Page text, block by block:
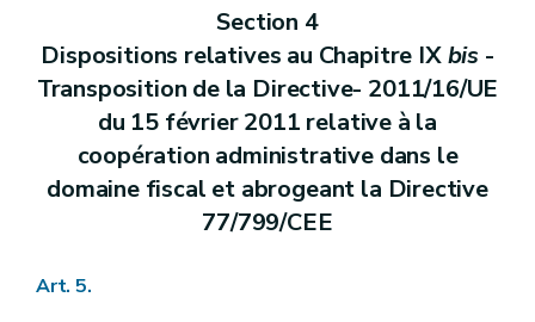
Section 4
Dispositions relatives au Chapitre IXbis -
Transposition de la Directive- 2011/16/UE
du 15 février 2011 relative à la
coopération administrative dans le
domaine fiscal et abrogeant la Directive
77/799/CEE
Art. 5.